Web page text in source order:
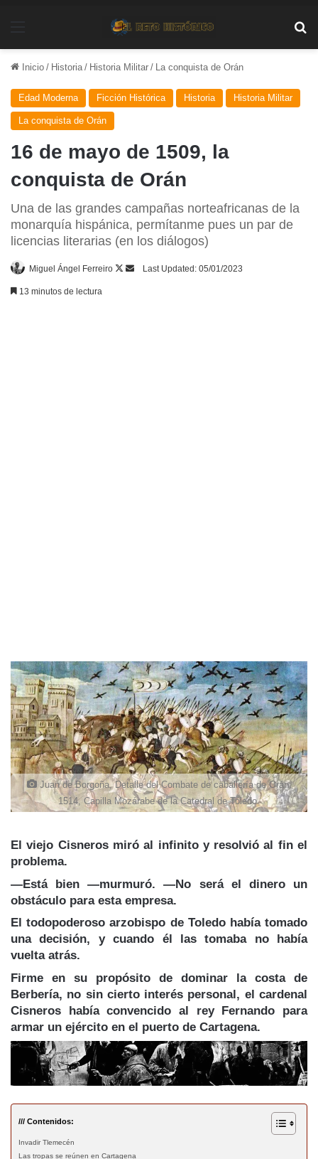
Inicio / Historia / Historia Militar / La conquista de Orán
Edad Moderna Ficción Histórica Historia Historia Militar
La conquista de Orán
16 de mayo de 1509, la
conquista de Orán
Una de las grandes campañas norteafricanas de la
monarquía hispánica, permítanme pues un par de
licencias literarias (en los diálogos)
Miguel Ángel Ferreiro
Follow
SendLast Updated: 05/01/2023
13 minutos de lectura
Juan de Borgoña, Detalle del Combate de caballería de Orán,
1514, Capilla Mozárabe de la Catedral de Toledo.
El viejo Cisneros miró al infinito y resolvió al fin el
problema.
—Está bien —murmuró. —No será el dinero un
obstáculo para esta empresa.
El todopoderoso arzobispo de Toledo había tomado
una decisión, y cuando él las tomaba no había
vuelta atrás.
Firme en su propósito de dominar la costa de
Berbería, no sin cierto interés personal, el cardenal
Cisneros había convencido al rey Fernando para
armar un ejército en el puerto de Cartagena.
/// Contenidos:
Invadir Tlemecén
Las tropas se reúnen en Cartagena